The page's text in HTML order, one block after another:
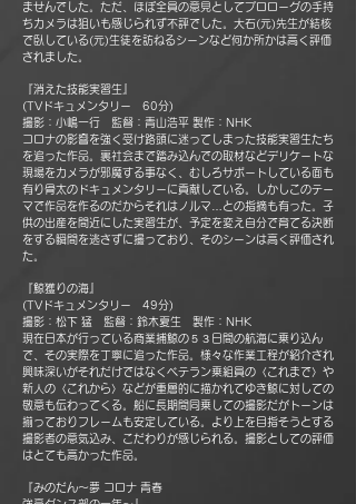
ませんでした。ただ、ほぼ全員の意見としてプロローグの手持
ちカメラは狙いも感じられず不評でした。大石(元)先生が結核
で臥している(元)生徒を訪ねるシーンなど何か所かは高く評価
されました。
『消えた技能実習生』
(TVドキュメンタリー 60分)
撮影：小嶋一行 監督：青山浩平 製作：NHK
コロナの影響を強く受け路頭に迷ってしまった技能実習生たち
を追った作品。裏社会まで踏み込んでの取材などデリケートな
現場をカメラが邪魔する事なく、むしろサポートしている面も
有り骨太のドキュメンタリーに貢献している。しかしこのテー
マで作品を作るのだからそれはノルマ…との指摘も有った。子
供の出産を間近にした実習生が、予定を変え自分で育てる決断
をする瞬間を逃さずに撮っており、そのシーンは高く評価され
た。
『鯨獲りの海』
(TVドキュメンタリー 49分)
撮影：松下 猛 監督：鈴木夏生 製作：NHK
現在日本が行っている商業捕鯨の５３日間の航海に乗り込ん
で、その実際を丁寧に追った作品。様々な作業工程が紹介され
興味深いがそれだけではなくベテラン乗組員の〈これまで〉や
新人の〈これから〉などが重層的に描かれてゆき鯨に対しての
敬意も伝わってくる。船に長期間同乗しての撮影だがトーンは
揃っておりフレームも安定している。より上を目指そうとする
撮影者の意気込み、こだわりが感じられる。撮影としての評価
はとても高かった作品。
『みのだん～夢 コロナ 青春